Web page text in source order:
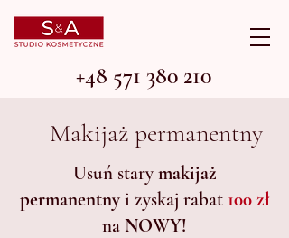
+48 571 380 210
Makijaż permanentny
Usuń stary makijaż
permanentnyi zyskaj rabat 100 zł
na NOWY!